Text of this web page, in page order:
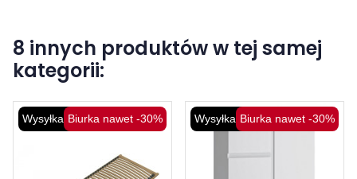
8 innych produktów w tej samej
kategorii:
Wysyłka 48HBiurka nawet -30% Wysyłka 48HBiurka nawet -30%